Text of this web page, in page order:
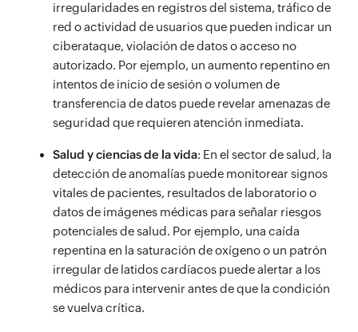
irregularidades en registros del sistema, tráfico de
red o actividad de usuarios que pueden indicar un
ciberataque, violación de datos o acceso no
autorizado. Por ejemplo, un aumento repentino en
intentos de inicio de sesión o volumen de
transferencia de datos puede revelar amenazas de
seguridad que requieren atención inmediata.
Salud y ciencias de la vida: En el sector de salud, la
detección de anomalías puede monitorear signos
vitales de pacientes, resultados de laboratorio o
datos de imágenes médicas para señalar riesgos
potenciales de salud. Por ejemplo, una caída
repentina en la saturación de oxígeno o un patrón
irregular de latidos cardíacos puede alertar a los
médicos para intervenir antes de que la condición
se vuelva crítica.